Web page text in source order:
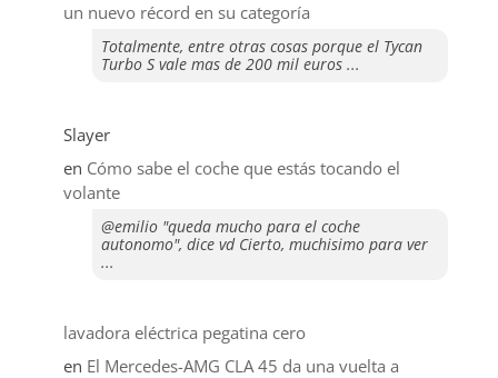
un nuevo récord en su categoría
Totalmente, entre otras cosas porque el Tycan
Turbo S vale mas de 200 mil euros ...
Slayer
en ​Cómo sabe el coche que estás tocando el
volante
@emilio "queda mucho para el coche
autonomo", dice vd Cierto, muchisimo para ver
...
lavadora eléctrica pegatina cero
en El Mercedes-AMG CLA 45 da una vuelta a